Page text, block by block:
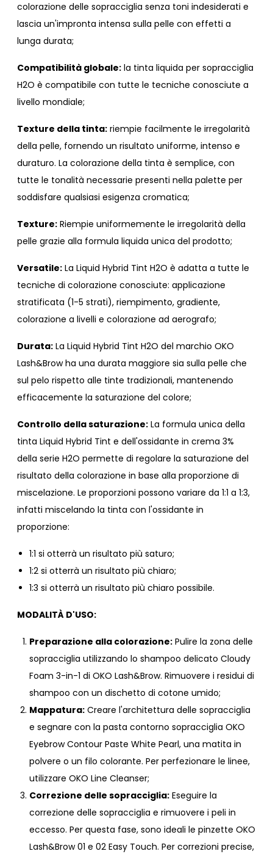
colorazione delle sopracciglia senza toni indesiderati e
lascia un'impronta intensa sulla pelle con effetti a
lunga durata;
Compatibilità globale: la tinta liquida per sopracciglia
H2O è compatibile con tutte le tecniche conosciute a
livello mondiale;
Texture della tinta: riempie facilmente le irregolarità
della pelle, fornendo un risultato uniforme, intenso e
duraturo. La colorazione della tinta è semplice, con
tutte le tonalità necessarie presenti nella palette per
soddisfare qualsiasi esigenza cromatica;
Texture: Riempie uniformemente le irregolarità della
pelle grazie alla formula liquida unica del prodotto;
Versatile: La Liquid Hybrid Tint H2O è adatta a tutte le
tecniche di colorazione conosciute: applicazione
stratificata (1-5 strati), riempimento, gradiente,
colorazione a livelli e colorazione ad aerografo;
Durata: La Liquid Hybrid Tint H2O del marchio OKO
Lash&Brow ha una durata maggiore sia sulla pelle che
sul pelo rispetto alle tinte tradizionali, mantenendo
efficacemente la saturazione del colore;
Controllo della saturazione: La formula unica della
tinta Liquid Hybrid Tint e dell'ossidante in crema 3%
della serie H2O permette di regolare la saturazione del
risultato della colorazione in base alla proporzione di
miscelazione. Le proporzioni possono variare da 1:1 a 1:3,
infatti miscelando la tinta con l'ossidante in
proporzione:
1:1 si otterrà un risultato più saturo;
1:2 si otterrà un risultato più chiaro;
1:3 si otterrà un risultato più chiaro possibile.
MODALITÀ D'USO:
Preparazione alla colorazione: Pulire la zona delle
sopracciglia utilizzando lo shampoo delicato Cloudy
Foam 3-in-1 di OKO Lash&Brow. Rimuovere i residui di
shampoo con un dischetto di cotone umido;
Mappatura: Creare l'architettura delle sopracciglia
e segnare con la pasta contorno sopracciglia OKO
Eyebrow Contour Paste White Pearl, una matita in
polvere o un filo colorante. Per perfezionare le linee,
utilizzare OKO Line Cleanser;
Correzione delle sopracciglia: Eseguire la
correzione delle sopracciglia e rimuovere i peli in
eccesso. Per questa fase, sono ideali le pinzette OKO
Lash&Brow 01 e 02 Easy Touch. Per correzioni precise,